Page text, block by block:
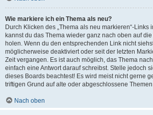
Wie markiere ich ein Thema als neu?
Durch Klicken des „Thema als neu markieren“-Links
kannst du das Thema wieder ganz nach oben auf
holen. Wenn du den entsprechenden Link nicht
möglicherweise deaktiviert oder seit der letzten
Zeit vergangen. Es ist auch möglich, das Thema
einfach eine Antwort darauf schreibst. Stelle jedoch
dieses Boards beachtest! Es wird meist nicht gerne
triftigen Grund auf alte oder abgeschlossene
Nach oben